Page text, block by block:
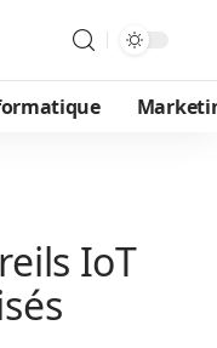
IoT